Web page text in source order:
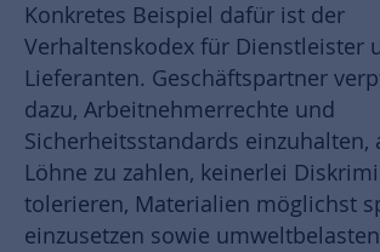
Konkretes Beispiel dafür ist der
Verhaltenskodex für Dienstleister
Lieferanten. Geschäftspartner
dazu, Arbeitnehmerrechte und
Sicherheitsstandards einzuhalten,
Löhne zu zahlen, keinerlei
tolerieren, Materialien möglichst
einzusetzen sowie